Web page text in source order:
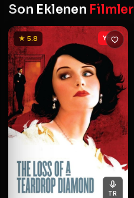
Son Eklenen Filmler
★ 5.8
TR
YENİ